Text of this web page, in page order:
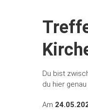
Du bist
du hier
Am